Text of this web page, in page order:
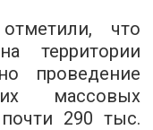
что
территории
проведение
массовых
290 тыс.